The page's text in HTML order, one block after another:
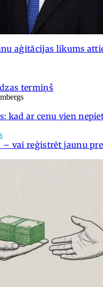
aģitācijas likums
termiņš
kad ar cenu vien
vai reģistrēt jaunu